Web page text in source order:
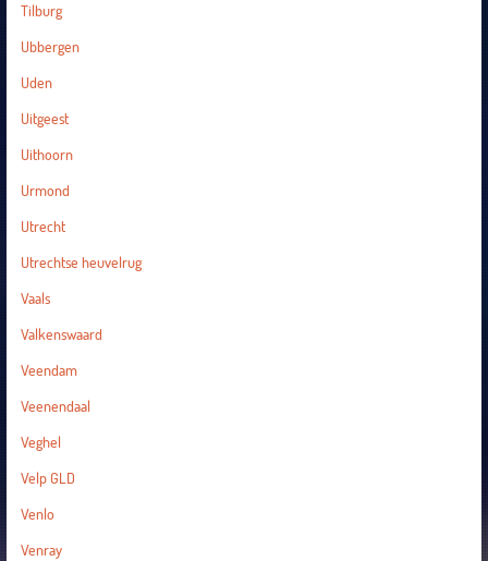
Tilburg
Ubbergen
Uden
Uitgeest
Uithoorn
Urmond
Utrecht
Utrechtse heuvelrug
Vaals
Valkenswaard
Veendam
Veenendaal
Veghel
Velp GLD
Venlo
Venray